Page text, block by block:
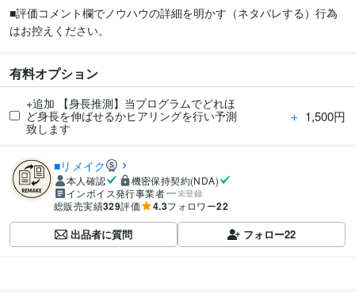
■評価コメント欄でノウハウの詳細を明かす（ネタバレする）行為
はお控えください。
有料オプション
+追加 【身長推測】当プログラムでどれほ
ど身長を伸ばせるかヒアリングを行い予測
致します
＋ 1,500円
■リメイク
本人確認
機密保持契約(NDA)
インボイス発行事業者
未登録
総販売実績329評価 4.3フォロワー22
出品者に質問 フォロー22